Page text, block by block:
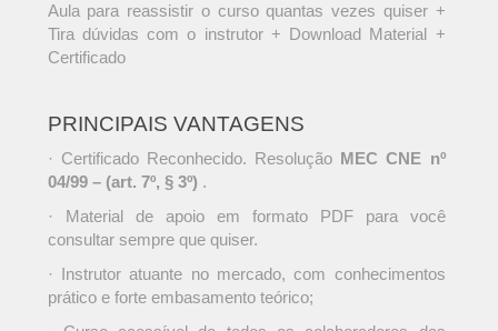
Aula para reassistir o curso quantas vezes quiser +
Tira dúvidas com o instrutor + Download Material +
Certificado
PRINCIPAIS VANTAGENS
· Certificado Reconhecido. Resolução MEC CNE nº
04/99 – (art. 7º, § 3º) .
· Material de apoio em formato PDF para você
consultar sempre que quiser.
· Instrutor atuante no mercado, com conhecimentos
prático e forte embasamento teórico;